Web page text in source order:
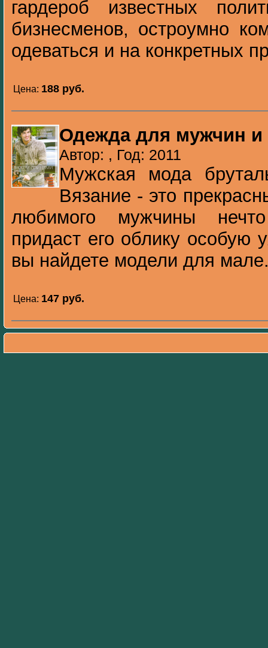
гардероб известных
бизнесменов, остроумно
одеваться и на конкретных
Цена: 188 pуб.
Одежда для мужчин и
Автор: , Год: 2011
Мужская мода
Вязание - это
любимого мужчины
придаст его облику особую
вы найдете модели для
Цена: 147 pуб.